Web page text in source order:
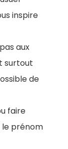
inspire
aux
surtout
de
faire
prénom